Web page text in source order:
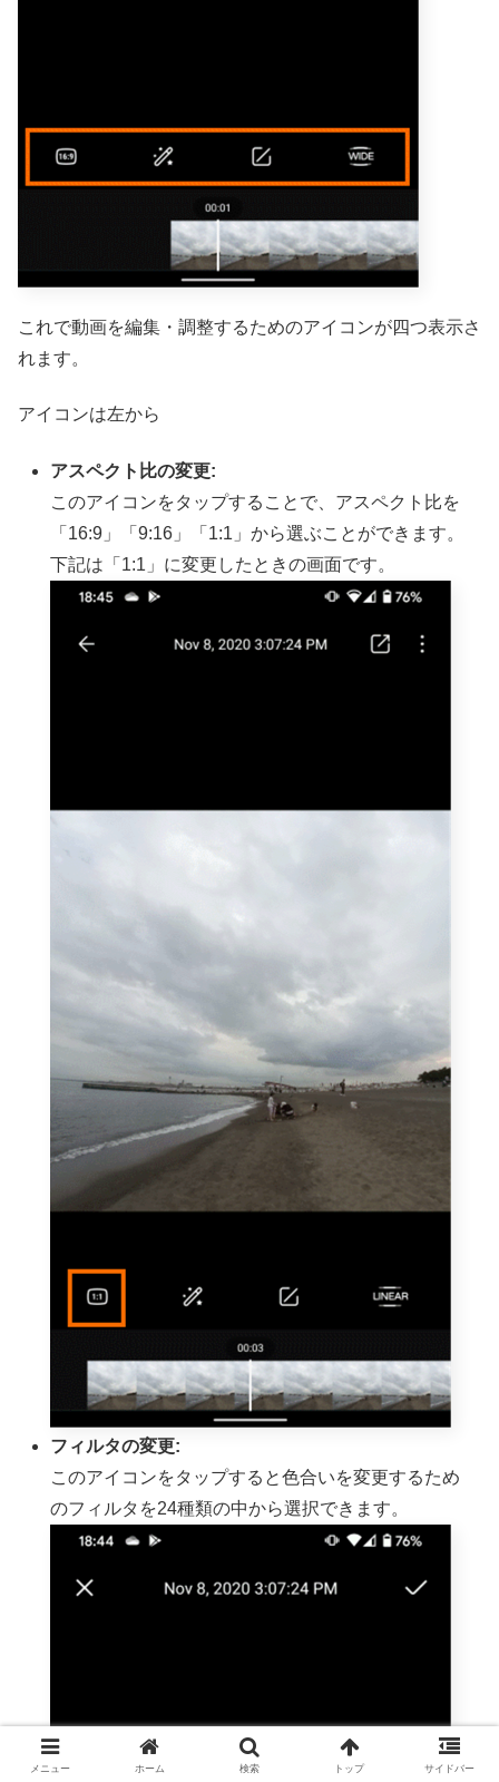
これで動画を編集・調整するためのアイコンが四つ表示さ
れます。
アイコンは左から
アスペクト比の変更:
このアイコンをタップすることで、アスペクト比を
「16:9」「9:16」「1:1」から選ぶことができます。
下記は「1:1」に変更したときの画面です。
フィルタの変更:
このアイコンをタップすると色合いを変更するため
のフィルタを24種類の中から選択できます。
メニュー ホーム 検索 トップ サイドバー